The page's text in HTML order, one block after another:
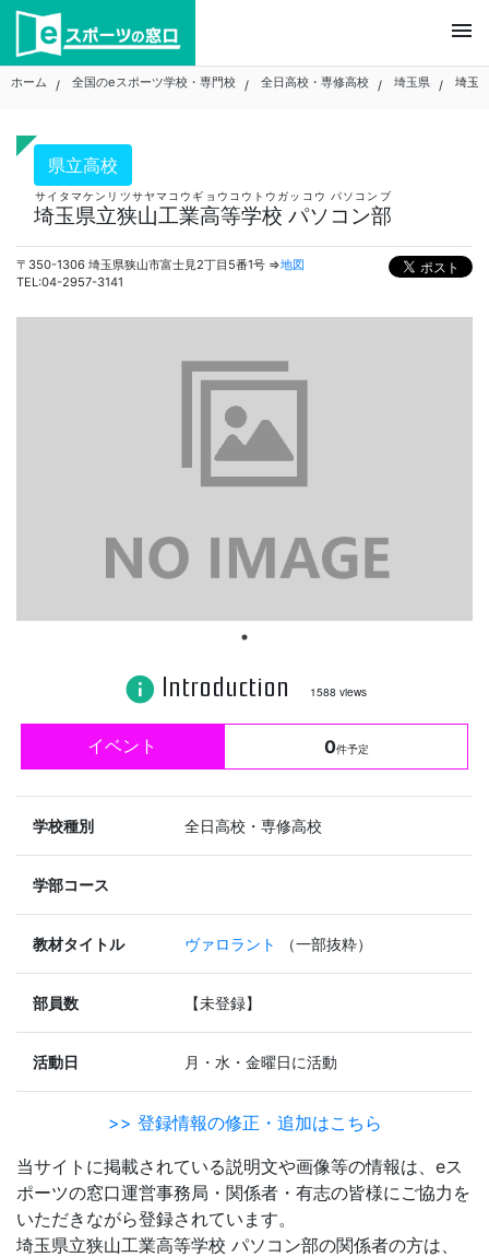
Skip
content
menu
ホーム 全国のeスポーツ学校・専門校 全日高校・専修高校 埼玉県 埼玉
県立高校
埼玉県立狭山工業高等学校 パソコン部
サイタマケンリツサヤマコウギョウコウトウガッコウ パソコンブ
〒350-1306 埼玉県狭山市富士見2丁目5番1号 ⇒地図
TEL:04-2957-3141
info Introduction 1588 views
イベント 0件予定
学校種別 全日高校・専修高校
学部コース
教材タイトル ヴァロラント （一部抜粋）
部員数 【未登録】
活動日 月・水・金曜日に活動
>> 登録情報の修正・追加はこちら
当サイトに掲載されている説明文や画像等の情報は、eス
ポーツの窓口運営事務局・関係者・有志の皆様にご協力を
いただきながら登録されています。
埼玉県立狭山工業高等学校 パソコン部の関係者の方は、